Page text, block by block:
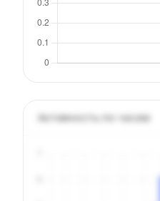
Активность по часам